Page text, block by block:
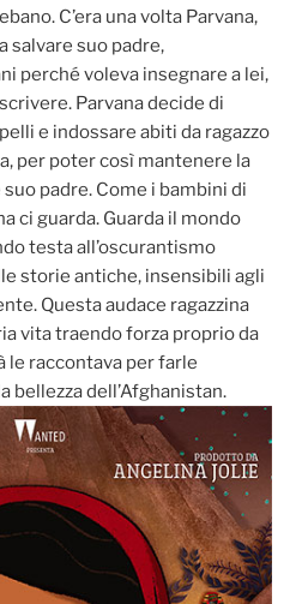
C’era una volta Parvana,
salvare suo padre,
perché voleva insegnare a lei,
Parvana decide di
e indossare abiti da ragazzo
per poter così mantenere la
padre. Come i bambini di
ci guarda. Guarda il mondo
testa all’oscurantismo
storie antiche, insensibili agli
Questa audace ragazzina
vita traendo forza proprio da
le raccontava per farle
bellezza dell’Afghanistan.